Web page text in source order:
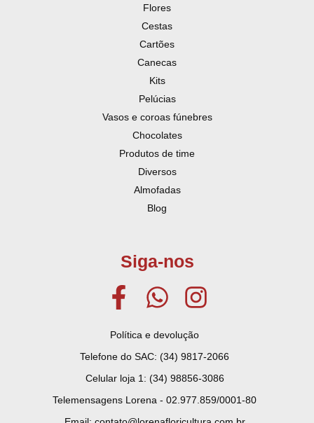
Flores
Cestas
Cartões
Canecas
Kits
Pelúcias
Vasos e coroas fúnebres
Chocolates
Produtos de time
Diversos
Almofadas
Blog
Siga-nos
Política e devolução
Telefone do SAC: (34) 9817-2066
Celular loja 1: (34) 98856-3086
Telemensagens Lorena - 02.977.859/0001-80